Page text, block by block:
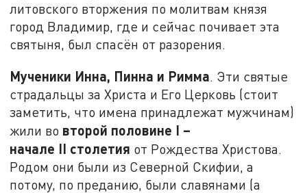
литовского вторжения по молитвам князя
город Владимир, где и сейчас почивает эта
святыня, был спасён от разорения.
Мученики Инна, Пинна и Римма. Эти святые
страдальцы за Христа и Его Церковь (стоит
заметить, что имена принадлежат мужчинам)
жили во второй половине I –
начале II столетия от Рождества Христова.
Родом они были из Северной Скифии, а
потому, по преданию, были славянами (а